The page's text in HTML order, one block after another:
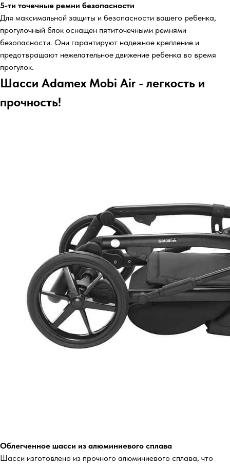
5-ти точечные ремни безопасности
Для максимальной защиты и безопасности вашего ребенка,
прогулочный блок оснащен пятиточечными ремнями
безопасности. Они гарантируют надежное крепление и
предотвращают нежелательное движение ребенка во время
прогулок.
Шасси Adamex Mobi Air - легкость и
прочность!
Облегченное шасси из алюминиевого сплава
Шасси изготовлено из прочного алюминиевого сплава, что